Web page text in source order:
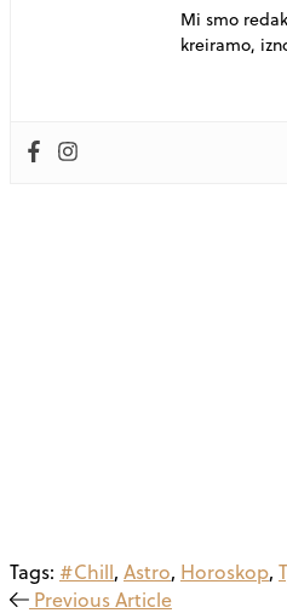
Mi smo
kreiramo,
Tags: #Chill, Astro, Horoskop,
Previous Article